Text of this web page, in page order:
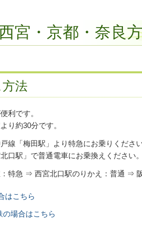
宮・京都・奈良
法
利です。
り約30分です。
線「梅田駅」より特急にお乗りください
口駅」で普通電車にお乗換えください。
：特急 ⇒ 西宮北口駅のりかえ：普通 ⇒
はこちら
の場合はこちら